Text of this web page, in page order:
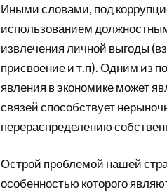
Иными словами, под
использованием
извлечения личной выгоды
присвоение и т.п). Одним из
явления в экономике может
связей способствует
перераспределению
Острой проблемой нашей
особенностью которого